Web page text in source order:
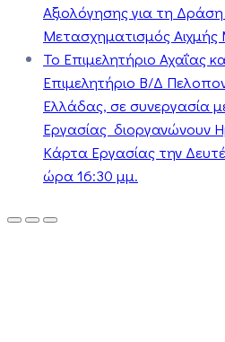
Αξιολόγησης για τη
Μετασχηματισμός
Το Επιμελητήριο Αχαΐας
Επιμελητήριο Β/Δ
Ελλάδας, σε συνεργασία
Εργασίας διοργανώνουν
Κάρτα Εργασίας την
ώρα 16:30 μμ.